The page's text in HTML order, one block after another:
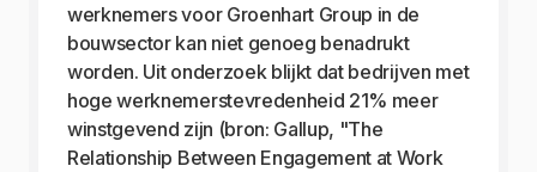
werknemers voor Groenhart Group in de
bouwsector kan niet genoeg benadrukt
worden. Uit onderzoek blijkt dat bedrijven met
hoge werknemerstevredenheid 21% meer
winstgevend zijn (bron: Gallup, "The
Relationship Between Engagement at Work